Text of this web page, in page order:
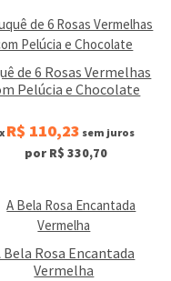
de 6 Rosas Vermelhas
Pelúcia e Chocolate
R$ 110,23 sem juros
por R$ 330,70
Bela Rosa Encantada
Vermelha